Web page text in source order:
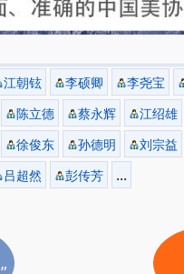
江朝铉 李硕卿 李尧宝
陈立德 蔡永辉 江绍雄
徐俊东 孙德明 刘宗益
吕超然 彭传芳 ...